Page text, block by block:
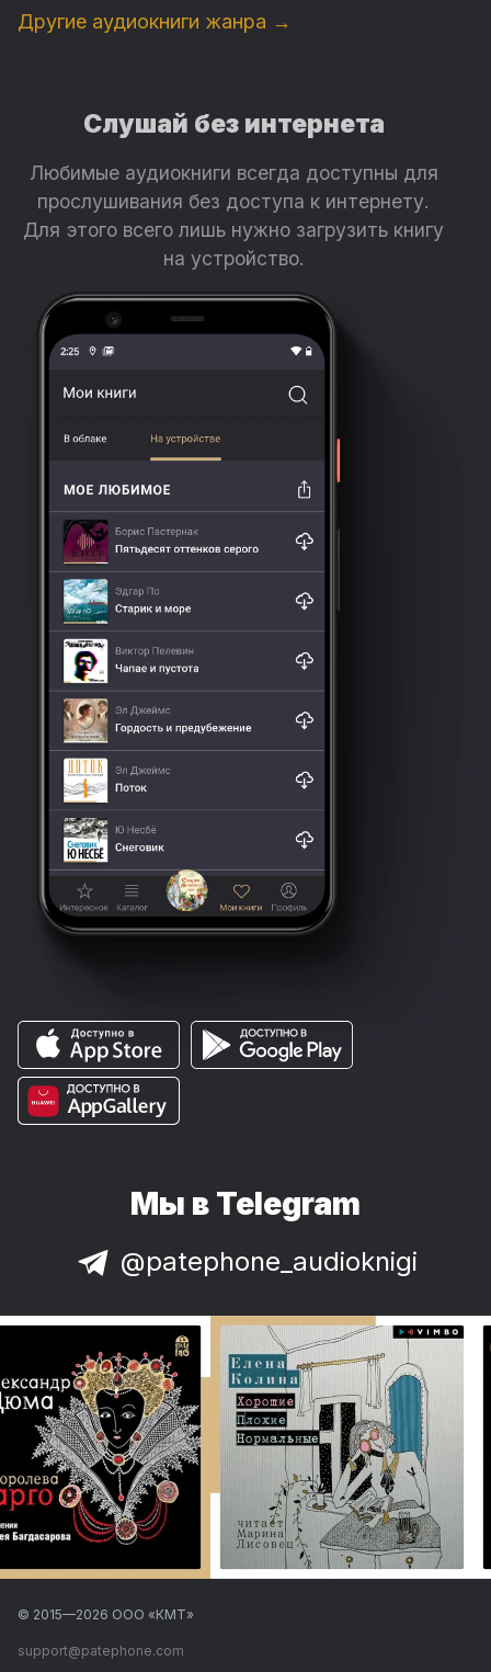
Другие аудиокниги жанра →
Слушай без интернета
Любимые аудиокниги всегда доступны для
прослушивания без доступа к интернету.
Для этого всего лишь нужно загрузить книгу
на устройство.
Мы в Telegram
@patephone_audioknigi
© 2015—2026 ООО «КМТ»
support@patephone.com